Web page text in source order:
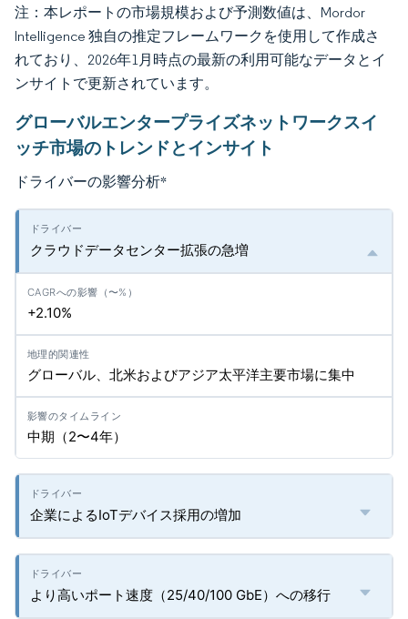
注：本レポートの市場規模および予測数値は、Mordor
Intelligence 独自の推定フレームワークを使用して作成さ
れており、2026年1月時点の最新の利用可能なデータとイ
ンサイトで更新されています。
グローバルエンタープライズネットワークスイ
ッチ市場のトレンドとインサイト
ドライバーの影響分析*
クラウドデータセンター拡張の急増
+2.10%
グローバル、北米およびアジア太平洋主要市場に集中
中期（2〜4年）
企業によるIoTデバイス採用の増加
より高いポート速度（25/40/100 GbE）への移行